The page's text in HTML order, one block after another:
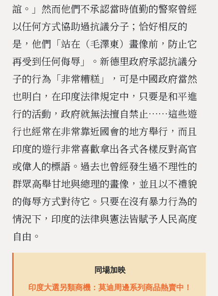
誼。」然而他們不承認當時值勤的警察曾經
以任何方式協助過抗議分子；恰好相反的
是，他們「站在（毛澤東）畫像前，防止它
再受到任何侮辱」。新德里政府承認抗議分
子的行為「非常糟糕」，可是中國政府當然
也明白，在印度法律規定中，只要是和平進
行的活動，政府就無法擅自禁止⋯⋯這些遊
行也經常在非常靠近國會的地方舉行，而且
印度的遊行非常喜歡拿出各式各樣反對高官
或偉人的標語。過去也曾經發生過不理性的
群眾高舉甘地與總理的畫像，並且以不禮貌
的侮辱方式對待它。只要在沒有暴力行為的
情況下，印度的法律與憲法皆賦予人民高度
自由。
同場加映
印度大選另類商機：莫迪周邊系列商品熱賣中！